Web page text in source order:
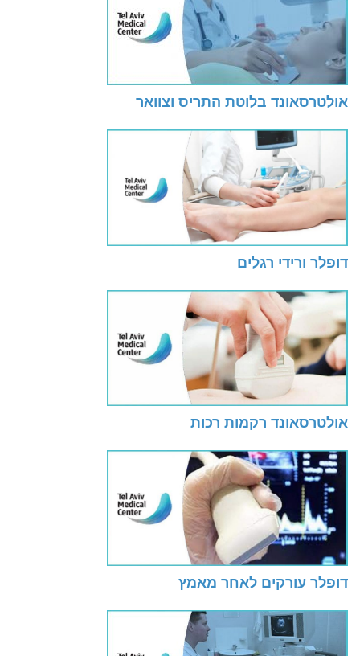
אולטרסאונד בלוטת התריס וצוואר
דופלר ורידי רגלים
אולטרסאונד רקמות רכות
דופלר עורקים לאחר מאמץ